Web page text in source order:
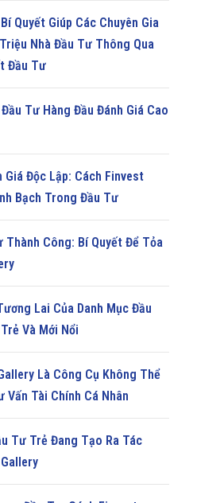
Quyết Giúp Các Chuyên Gia
Nhà Đầu Tư Thông Qua
Đầu Tư
Tư Hàng Đầu Đánh Giá Cao
Giá Độc Lập: Cách Finvest
Bạch Trong Đầu Tư
Thành Công: Bí Quyết Để Tỏa
Lai Của Danh Mục Đầu
Và Mới Nổi
Là Công Cụ Không Thể
Vấn Tài Chính Cá Nhân
Tư Trẻ Đang Tạo Ra Tác